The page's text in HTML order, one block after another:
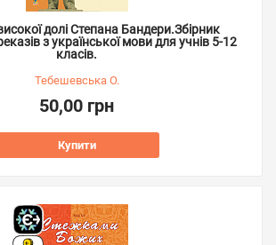
долі Степана Бандери.Збірник
з української мови для учнів 5-12
класів.
Тебешевська О.
50,00 грн
Купити